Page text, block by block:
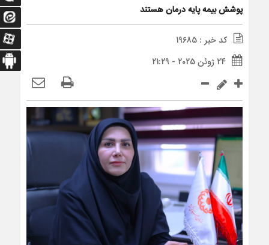
پوشش بیمه پایه درمان هستند
کد خبر : 19685
24 ژوئن 2025 - 21:29